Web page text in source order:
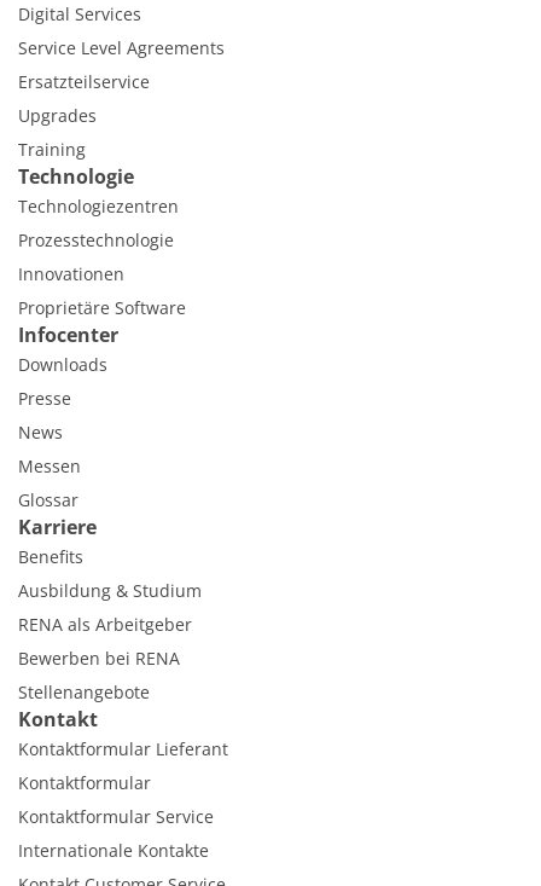
Digital Services
Service Level Agreements
Ersatzteilservice
Upgrades
Training
Technologie
Technologiezentren
Prozesstechnologie
Innovationen
Proprietäre Software
Infocenter
Downloads
Presse
News
Messen
Glossar
Karriere
Benefits
Ausbildung & Studium
RENA als Arbeitgeber
Bewerben bei RENA
Stellenangebote
Kontakt
Kontaktformular Lieferant
Kontaktformular
Kontaktformular Service
Internationale Kontakte